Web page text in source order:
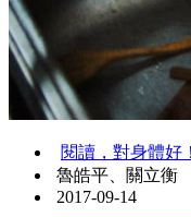
閱讀，對身體好！
魯皓平、關立衡
2017-09-14